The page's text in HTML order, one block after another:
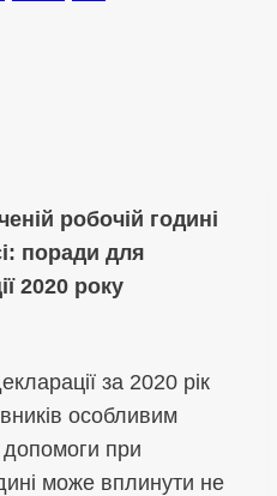
робочій годині
поради для
2020 року
за 2020 рік
особливим
при
може вплинути не